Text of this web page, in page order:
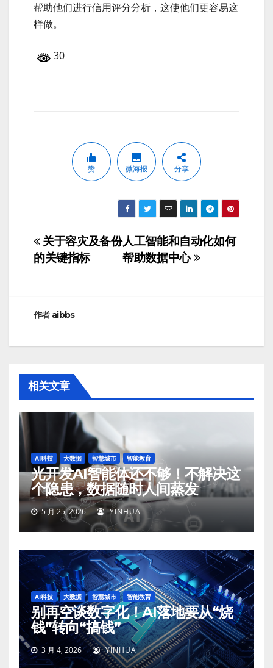
帮助他们进行信用评分分析，这使他们更容易这
样做。
30
赞 微海报 分享
文
章
航
人工智能和自动化如何
帮助数据中心
关于容灾及备份
的关键指标
作者 aibbs
相关文章
AI科技 大数据 智慧城市 智能教育
光开发AI智能体还不够！不解决这
个隐患，数据随时人间蒸发
5 月 25, 2026 YINHUA
AI科技 大数据 智慧城市 智能教育
别再空谈数字化！AI落地要从“烧
钱”转向“搞钱”
3 月 4, 2026 YINHUA